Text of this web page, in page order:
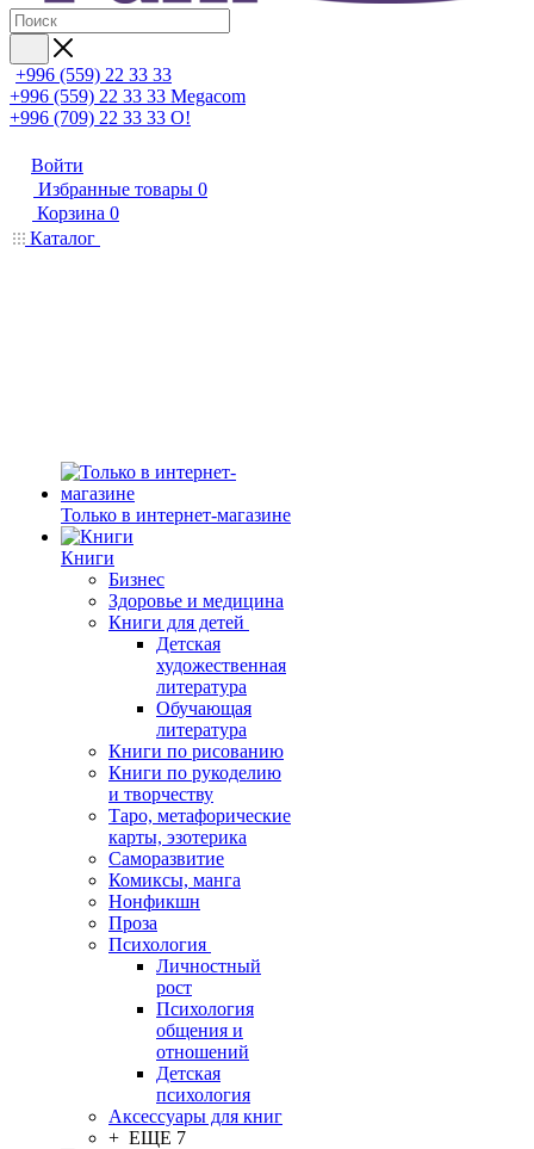
+996 (559) 22 33 33
+996 (559) 22 33 33 Megacom
+996 (709) 22 33 33 O!
Войти
Избранные товары 0
Корзина 0
Каталог
Только в интернет-магазине
Книги
Бизнес
Здоровье и медицина
Книги для детей
Детская
художественная
литература
Обучающая
литература
Книги по рисованию
Книги по рукоделию
и творчеству
Таро, метафорические
карты, эзотерика
Саморазвитие
Комиксы, манга
Нонфикшн
Проза
Психология
Личностный
рост
Психология
общения и
отношений
Детская
психология
Аксессуары для книг
+ ЕЩЕ 7